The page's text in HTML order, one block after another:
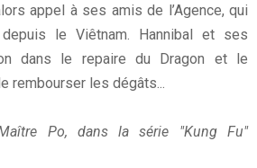
appel à ses amis de l’Agence, qui
le Viêtnam. Hannibal et ses
dans le repaire du Dragon et le
rembourser les dégâts...
Po, dans la série "Kung Fu"